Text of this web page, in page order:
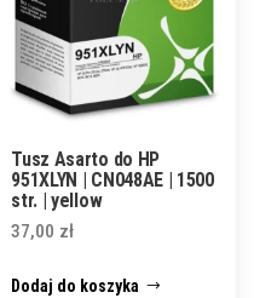
Tusz Asarto do HP
951XLYN | CN048AE | 1500
str. | yellow
37,00 zł
Dodaj do koszyka